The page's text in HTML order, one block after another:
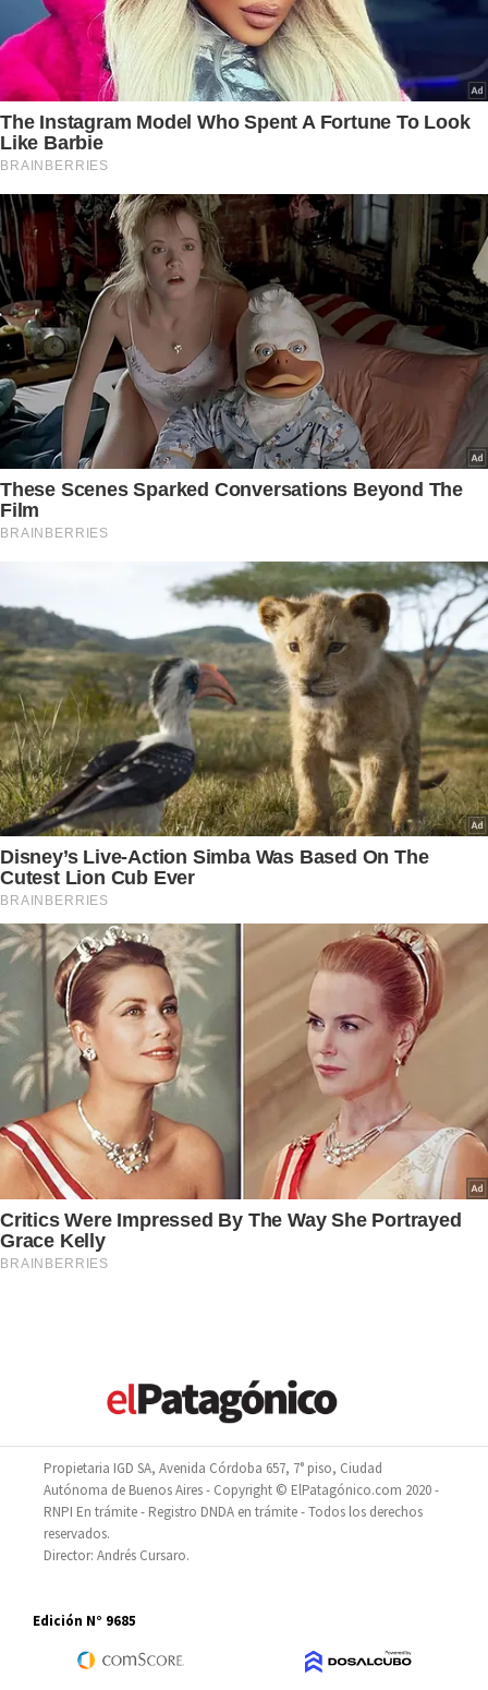
Propietaria IGD SA, Avenida Córdoba 657, 7° piso, Ciudad
Autónoma de Buenos Aires - Copyright © ElPatagónico.com 2020 -
RNPI En trámite - Registro DNDA en trámite - Todos los derechos
reservados.
Director: Andrés Cursaro.
Edición N° 9685